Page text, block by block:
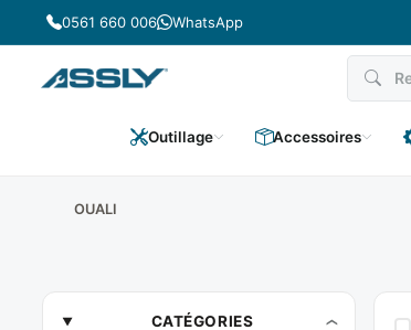
Passer
au
contenu
0561 660 006 WhatsApp
Outillage Accessoires
OUALI
OUALI CATÉGORIES